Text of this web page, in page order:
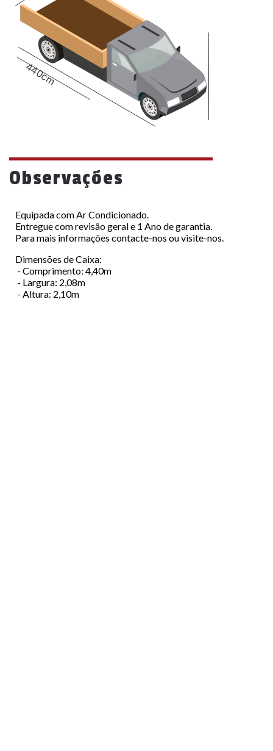
440cm
Observações
Equipada com Ar Condicionado.
Entregue com revisão geral e 1 Ano de garantia.
Para mais informações contacte-nos ou visite-nos.
Dimensões de Caixa:
- Comprimento: 4,40m
- Largura: 2,08m
- Altura: 2,10m